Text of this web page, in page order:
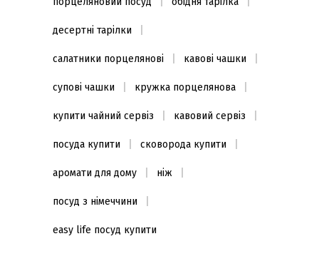
десертні тарілки
салатники порцелянові кавові чашки
супові чашки кружка порцелянова
купити чайний сервіз кавовий сервіз
посуда купити сковорода купити
аромати для дому ніж
посуд з німеччини
easy life посуд купити